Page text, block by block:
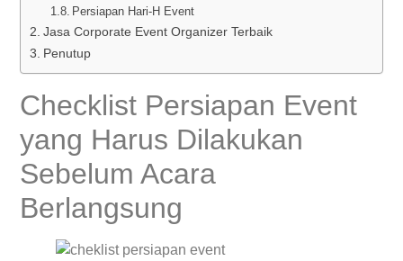
Persiapan Hari-H Event
Jasa Corporate Event Organizer Terbaik
Penutup
Checklist Persiapan Event
yang Harus Dilakukan
Sebelum Acara
Berlangsung